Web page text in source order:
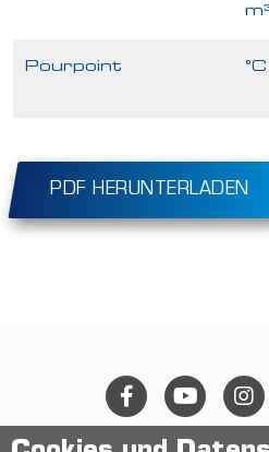
Pourpoint °C
PDF HERUNTERLADEN